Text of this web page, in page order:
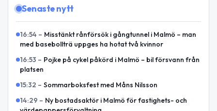
Senaste nytt
16:54 – Misstänkt rånförsök i gångtunnel i Malmö – man
med basebollträ uppges ha hotat två kvinnor
16:53 – Pojke på cykel påkörd i Malmö – bil försvann från
platsen
15:32 – Sommarboksfest med Måns Nilsson
14:29 – Ny bostadsaktör i Malmö för fastighets- och